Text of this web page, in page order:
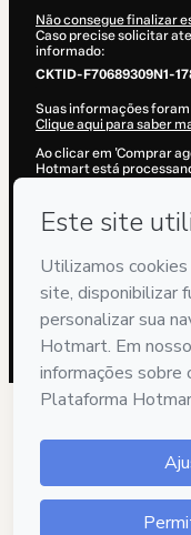
Não consegue finalizar
Caso precise solicitar
informado:
CKTID-F70689309N1-
Suas informações
Clique aqui para saber
Ao clicar em 'Comprar
Hotmart está
Privacidadeedemais
idade ou autorizado e
Saiba mais sobre sua
Hotmart ©2026- Todos
2026-08-